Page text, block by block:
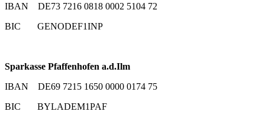
IBAN DE73 7216 0818 0002 5104 72
BIC GENODEF1INP
Sparkasse Pfaffenhofen a.d.Ilm
IBAN DE69 7215 1650 0000 0174 75
BIC BYLADEM1PAF